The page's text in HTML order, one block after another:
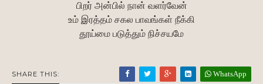
பிறர் அன்பில் நான் வளர்வேன்
உம் இரத்தம் சகல பாவங்கள் நீக்கி
தூய்மை படுத்தும் நிச்சயமே
SHARE THIS: WhatsApp